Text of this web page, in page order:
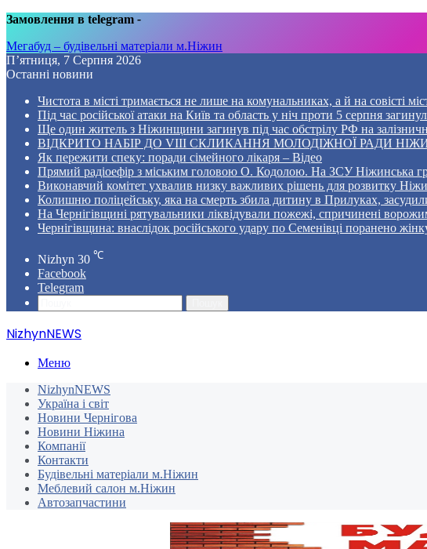
Замовлення в telegram -
Мегабуд – будівельні матеріали м.Ніжин
П’ятниця, 7 Серпня 2026
Останні новини
Чистота в місті тримається не лише на комунальниках, а й на совісті
Під час російської атаки на Київ та область у ніч проти 5 серпня
Ще один житель з Ніжинщини загинув під час обстрілу РФ на
ВІДКРИТО НАБІР ДО VIII СКЛИКАННЯ МОЛОДІЖНОЇ РАДИ
Як пережити спеку: поради сімейного лікаря – Відео
Прямий радіоефір з міським головою О. Кодолою. На ЗСУ Ніжинська
Виконавчий комітет ухвалив низку важливих рішень для розвитку
Колишню поліцейську, яка на смерть збила дитину в Прилуках,
На Чернігівщині рятувальники ліквідували пожежі, спричинені
Чернігівщина: внаслідок російського удару по Семенівці поранено
Nizhyn 30 ℃
Facebook
Telegram
NizhynNEWS
Меню
NizhynNEWS
Україна і світ
Новини Чернігова
Новини Ніжина
Компанії
Контакти
Будівельні матеріали м.Ніжин
Меблевий салон м.Ніжин
Автозапчастини